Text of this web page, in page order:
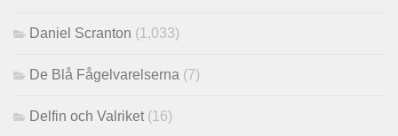
Daniel Scranton (1,033)
De Blå Fågelvarelserna (7)
Delfin och Valriket (16)